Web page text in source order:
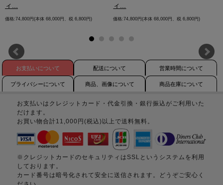
ィ...
価格:74,800円(本体 68,000円、税 6,800円)
ィ...
価格:74,800円(本体 68,000円、税 6,800円)
お支払いについて 配送について 営業時間について
プライバシーについて 商品、画像について 商品在庫について
お支払いはクレジットカード・代金引換・銀行振込がご利用いた
だけます。
お買い物合計11,000円(税込)以上で送料無料。
※クレジットカードのセキュリティはSSLというシステムを利用
しております。
カード番号は暗号化されて安全に送信されます。どうぞご安心く